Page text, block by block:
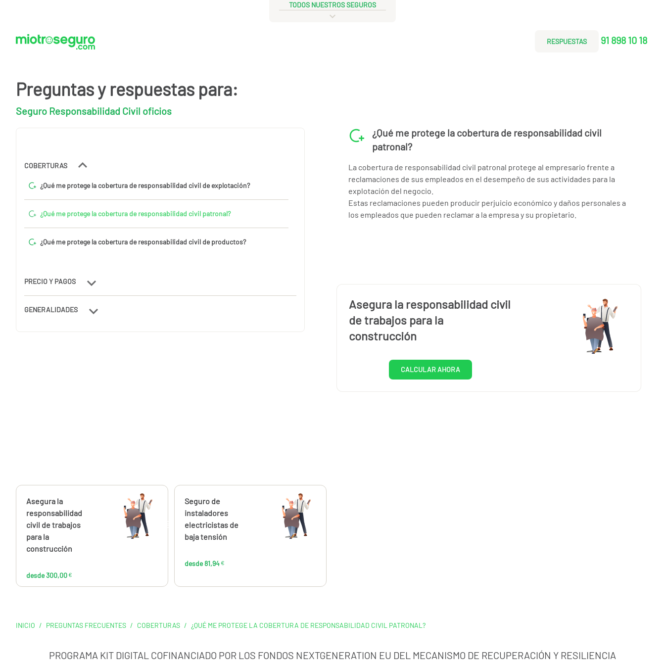
TODOS NUESTROS SEGUROS
RESPUESTAS 91 898 10 18
Preguntas y respuestas para:
Seguro Responsabilidad Civil oficios
COBERTURAS
¿Qué me protege la cobertura de responsabilidad civil de explotación?
¿Qué me protege la cobertura de responsabilidad civil patronal?
¿Qué me protege la cobertura de responsabilidad civil de productos?
PRECIO Y PAGOS
GENERALIDADES
¿Qué me protege la cobertura de responsabilidad civil
patronal?
La cobertura de responsabilidad civil patronal protege al empresario frente a
reclamaciones de sus empleados en el desempeño de sus actividades para la
explotación del negocio.
Estas reclamaciones pueden producir perjuicio económico y daños personales a
los empleados que pueden reclamar a la empresa y su propietario.
Asegura la responsabilidad civil
de trabajos para la
construcción
CALCULAR AHORA
Calcúlalo ahora
Asegura la
responsabilidad
civil de trabajos
para la
construcción
desde 300,00 €
300,00 €
Calcúlalo ahora
Seguro de
instaladores
electricistas de
baja tensión
desde 81,94 €
81,94€
INICIO / PREGUNTAS FRECUENTES / COBERTURAS / ¿QUÉ ME PROTEGE LA COBERTURA DE RESPONSABILIDAD CIVIL PATRONAL?
PROGRAMA KIT DIGITAL COFINANCIADO POR LOS FONDOS NEXTGENERATION EU DEL MECANISMO DE RECUPERACIÓN Y RESILIENCIA